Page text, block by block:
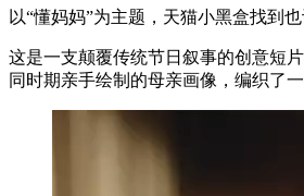
以“懂妈妈”为主题，天猫小黑盒找到
这是一支颠覆传统节日叙事的创意短
同时期亲手绘制的母亲画像，编织了